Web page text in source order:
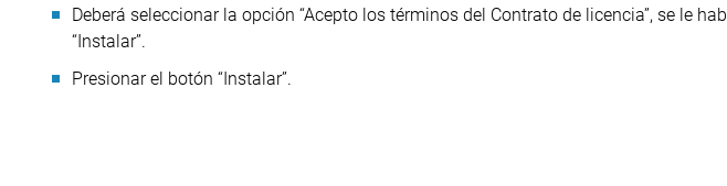
Deberá seleccionar la opción “Acepto los términos del Contrato de licencia”, se le
“Instalar”.
Presionar el botón “Instalar”.